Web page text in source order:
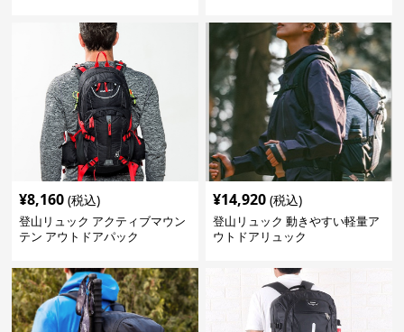
¥8,160 (税込)
登山リュック アクティブマウン
テン アウトドアパック
¥14,920 (税込)
登山リュック 動きやすい軽量ア
ウトドアリュック